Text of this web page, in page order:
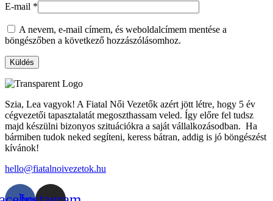
E-mail *
A nevem, e-mail címem, és weboldalcímem mentése a
böngészőben a következő hozzászólásomhoz.
Szia, Lea vagyok! A Fiatal Női Vezetők azért jött létre, hogy 5 év
cégvezetői tapasztalatát megoszthassam veled. Így előre fel tudsz
majd készülni bizonyos szituációkra a saját vállalkozásodban. Ha
bármiben tudok neked segíteni, keress bátran, addig is jó böngészést
kívánok!
hello@fiatalnoivezetok.hu